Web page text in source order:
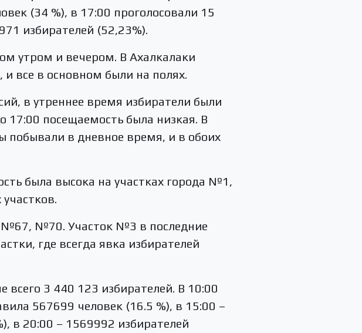
(34 %), в 17:00 проголосовали 15
избирателей (52,23%).
утром и вечером. В Ахалкалаки
все в основном были на полях.
в утреннее время избиратели были
посещаемость была низкая. В
побывали в дневное время, и в обоих
была высока на участках города №1,
№67, №70. Участок №3 в последние
где всегда явка избирателей
всего 3 440 123 избирателей. В 10:00
567699 человек (16.5 %), в 15:00 –
в 20:00 – 1569992 избирателей